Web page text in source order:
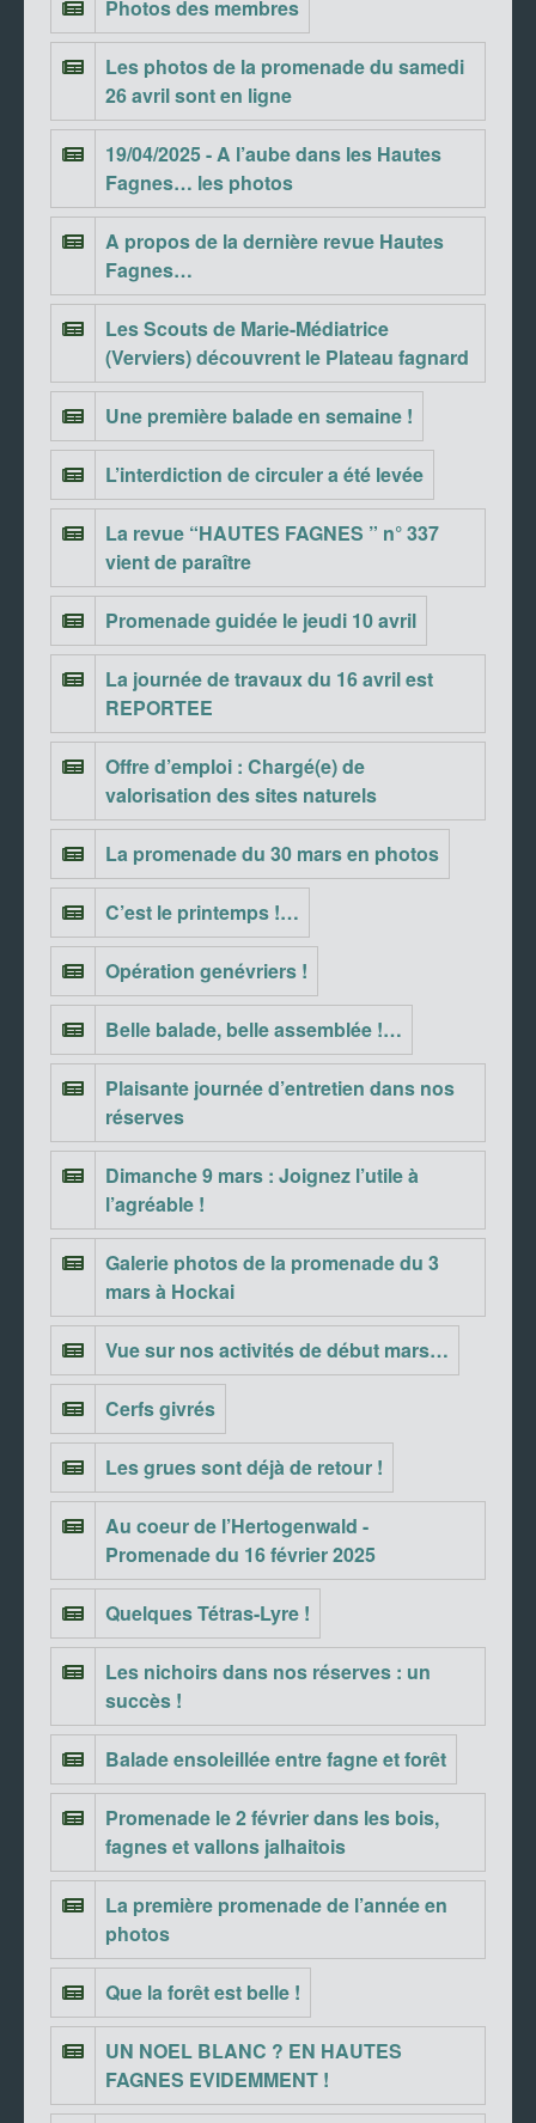
Photos des membres
Les photos de la promenade du samedi
26 avril sont en ligne
19/04/2025 - A l’aube dans les Hautes
Fagnes… les photos
A propos de la dernière revue Hautes
Fagnes…
Les Scouts de Marie-Médiatrice
(Verviers) découvrent le Plateau fagnard
Une première balade en semaine !
L’interdiction de circuler a été levée
La revue “HAUTES FAGNES ” n° 337
vient de paraître
Promenade guidée le jeudi 10 avril
La journée de travaux du 16 avril est
REPORTEE
Offre d’emploi : Chargé(e) de
valorisation des sites naturels
La promenade du 30 mars en photos
C’est le printemps !…
Opération genévriers !
Belle balade, belle assemblée !…
Plaisante journée d’entretien dans nos
réserves
Dimanche 9 mars : Joignez l’utile à
l’agréable !
Galerie photos de la promenade du 3
mars à Hockai
Vue sur nos activités de début mars…
Cerfs givrés
Les grues sont déjà de retour !
Au coeur de l’Hertogenwald -
Promenade du 16 février 2025
Quelques Tétras-Lyre !
Les nichoirs dans nos réserves : un
succès !
Balade ensoleillée entre fagne et forêt
Promenade le 2 février dans les bois,
fagnes et vallons jalhaitois
La première promenade de l’année en
photos
Que la forêt est belle !
UN NOEL BLANC ? EN HAUTES
FAGNES EVIDEMMENT !